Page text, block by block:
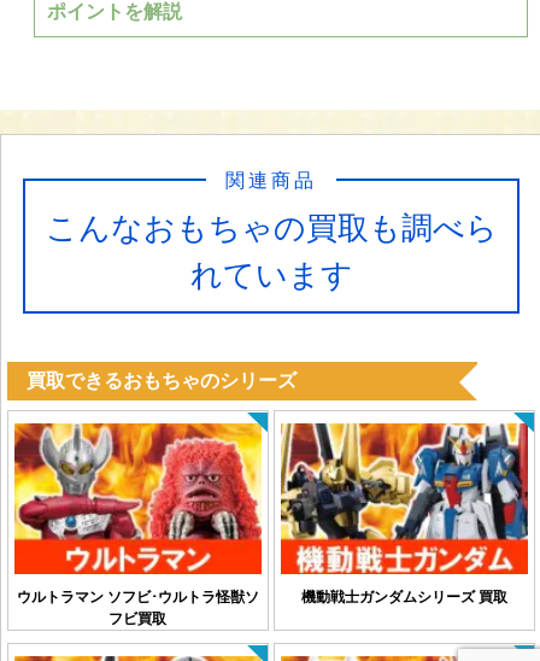
ポイントを解説
こんなおもちゃの買取も調べら
れています
関連商品
買取できるおもちゃのシリーズ
ウルトラマン ソフビ･ウルトラ怪獣ソ
フビ買取
機動戦士ガンダムシリーズ 買取